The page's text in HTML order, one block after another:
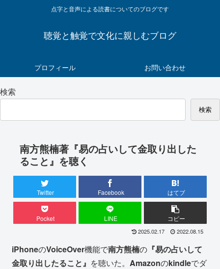
点字と音声による読書についてのブログです
聴覚と触覚で文化に親しむブログ
プロフィール お問い合わせ
検索
検索
南方熊楠著『易の占いして金取り出した
ること』を聴く
Twitter Facebook はてブ
Pocket LINE コピー
2025.02.17 2022.08.15
iPhoneのVoiceOver機能で南方熊楠の 『易の占いして
金取り出したること』 を聴いた。 Amazonのkindleでダ